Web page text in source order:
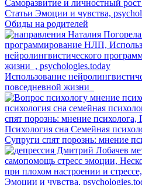
Обиды на родителей
Использование
повседневной жизни
Супруги спят порознь: мнение